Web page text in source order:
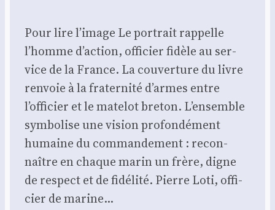
Pour lire l’image Le por­trait rap­pelle
l’homme d’action, offi­cier fidèle au ser­
vice de la France. La cou­ver­ture du livre
ren­voie à la fra­ter­ni­té d’armes entre
l’officier et le mate­lot bre­ton. L’ensemble
sym­bo­lise une vision pro­fon­dé­ment
humaine du com­man­de­ment : recon­
naître en chaque marin un frère, digne
de res­pect et de fidé­li­té. Pierre Loti, offi­
cier de marine…